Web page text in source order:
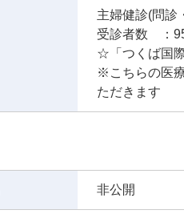
主婦健診(問診
受診者数 ：
☆「つくば国
※こちらの医
ただきます
非公開